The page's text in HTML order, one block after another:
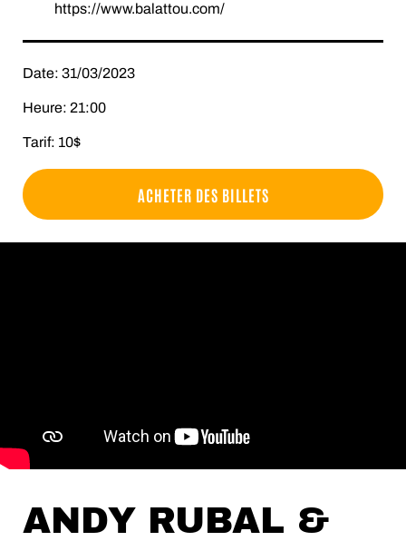
https://www.balattou.com/
Date: 31/03/2023
Heure: 21:00
Tarif: 10$
ACHETER DES BILLETS
ANDY RUBAL &